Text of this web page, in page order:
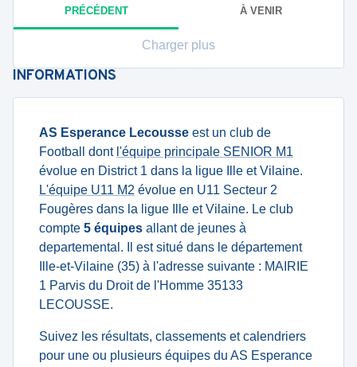
PRÉCÉDENT À VENIR
Charger plus
INFORMATIONS
AS Esperance Lecousse est un club de
Football dont l'équipe principale SENIOR M1
évolue en District 1 dans la ligue Ille et Vilaine.
L'équipe U11 M2 évolue en U11 Secteur 2
Fougères dans la ligue Ille et Vilaine. Le club
compte 5 équipes allant de jeunes à
departemental. Il est situé dans le département
Ille-et-Vilaine (35) à l'adresse suivante : MAIRIE
1 Parvis du Droit de l'Homme 35133
LECOUSSE.
Suivez les résultats, classements et calendriers
pour une ou plusieurs équipes du AS Esperance